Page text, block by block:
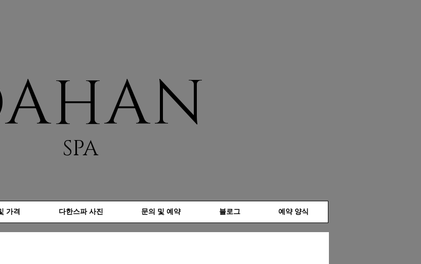
SPA
가격 다한스파 사진 문의 및 예약 블로그 예약 양식